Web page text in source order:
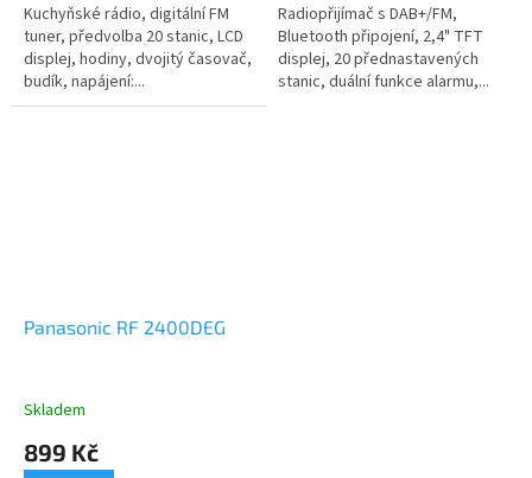
Kuchyňské rádio, digitální FM
tuner, předvolba 20 stanic, LCD
displej, hodiny, dvojitý časovač,
budík, napájení:...
Radiopřijímač s DAB+/FM,
Bluetooth připojení, 2,4" TFT
displej, 20 přednastavených
stanic, duální funkce alarmu,...
Panasonic RF 2400DEG
Skladem
899 Kč